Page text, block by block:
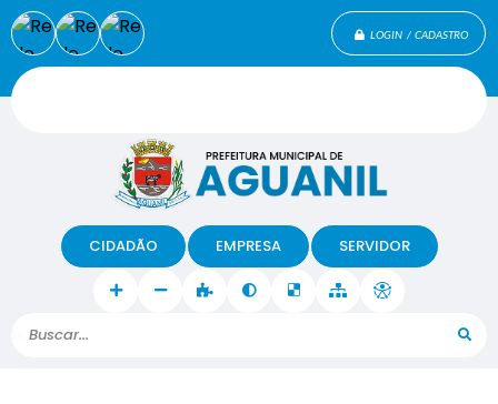
LOGIN / CADASTRO
Buscar...
CIDADÃO EMPRESA SERVIDOR